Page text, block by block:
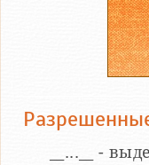
__...__ -